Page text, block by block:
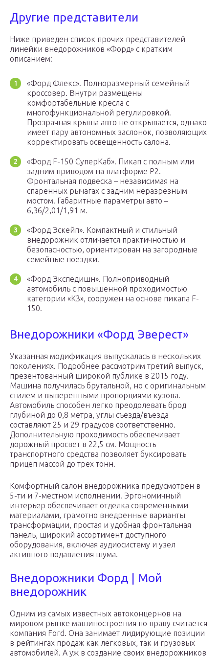
Другие представители
Ниже приведен список прочих представителей
линейки внедорожников «Форд» с кратким
описанием:
«Форд Флекс». Полноразмерный семейный
кроссовер. Внутри размещены
комфортабельные кресла с
многофункциональной регулировкой.
Прозрачная крыша авто не открывается, однако
имеет пару автономных заслонок, позволяющих
корректировать освещенность салона.
«Форд F-150 СуперКаб». Пикап с полным или
задним приводом на платформе Р2.
Фронтальная подвеска – независимая на
спаренных рычагах с задним неразрезным
мостом. Габаритные параметры авто –
6,36/2,01/1,91 м.
«Форд Эскейп». Компактный и стильный
внедорожник отличается практичностью и
безопасностью, ориентирован на загородные
семейные поездки.
«Форд Экспедишн». Полноприводный
автомобиль с повышенной проходимостью
категории «К3», сооружен на основе пикапа F-
150.
Внедорожники «Форд Эверест»
Указанная модификация выпускалась в нескольких
поколениях. Подробнее рассмотрим третий выпуск,
презентованный широкой публике в 2015 году.
Машина получилась брутальной, но с оригинальным
стилем и выверенными пропорциями кузова.
Автомобиль способен легко преодолевать брод
глубиной до 0,8 метра, углы съезда/въезда
составляют 25 и 29 градусов соответственно.
Дополнительную проходимость обеспечивает
дорожный просвет в 22,5 см. Мощность
транспортного средства позволяет буксировать
прицеп массой до трех тонн.
Комфортный салон внедорожника предусмотрен в
5-ти и 7-местном исполнении. Эргономичный
интерьер обеспечивает отделка современными
материалами, грамотно внедренные варианты
трансформации, простая и удобная фронтальная
панель, широкий ассортимент доступного
оборудования, включая аудиосистему и узел
активного подавления шума.
Внедорожники Форд | Мой
внедорожник
Одним из самых известных автоконцернов на
мировом рынке машиностроения по праву считается
компания Ford. Она занимает лидирующие позиции
в рейтингах продаж как легковых, так и грузовых
автомобилей. А уж в создание своих внедорожников